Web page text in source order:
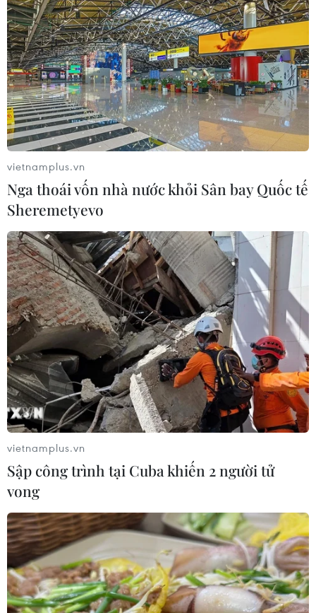
TIN CÙNG CHUYÊN MỤC
Vụ chuyên Tuyên Quang: Thu hồi,
vietnamplus.vn
Nga thoái vốn nhà nước khỏi Sân bay Quốc tế
Sheremetyevo
vietnamplus.vn
Sập công trình tại Cuba khiến 2 người tử
vong